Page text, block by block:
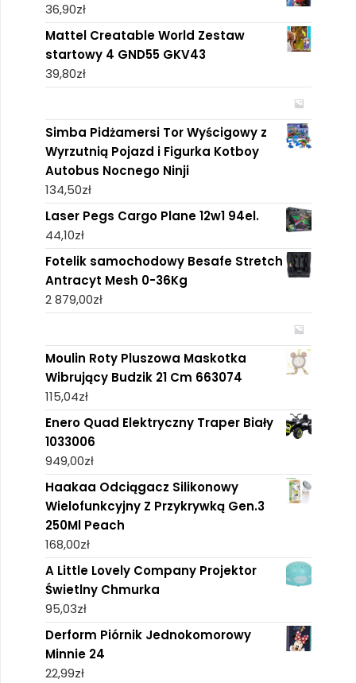
36,90zł
Mattel Creatable World Zestaw
startowy 4 GND55 GKV43
39,80zł
Simba Pidżamersi Tor Wyścigowy z
Wyrzutnią Pojazd i Figurka Kotboy
Autobus Nocnego Ninji
134,50zł
Laser Pegs Cargo Plane 12w1 94el.
44,10zł
Fotelik samochodowy Besafe Stretch
Antracyt Mesh 0-36Kg
2 879,00zł
Moulin Roty Pluszowa Maskotka
Wibrujący Budzik 21 Cm 663074
115,04zł
Enero Quad Elektryczny Traper Biały
1033006
949,00zł
Haakaa Odciągacz Silikonowy
Wielofunkcyjny Z Przykrywką Gen.3
250Ml Peach
168,00zł
A Little Lovely Company Projektor
Świetlny Chmurka
95,03zł
Derform Piórnik Jednokomorowy
Minnie 24
22,99zł